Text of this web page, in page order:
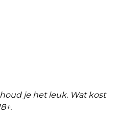
je het leuk. Wat kost